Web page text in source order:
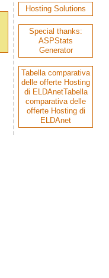
Hosting Solutions
Special thanks:
ASPStats
Generator
Tabella comparativa
delle offerte Hosting
di ELDAnetTabella
comparativa delle
offerte Hosting di
ELDAnet